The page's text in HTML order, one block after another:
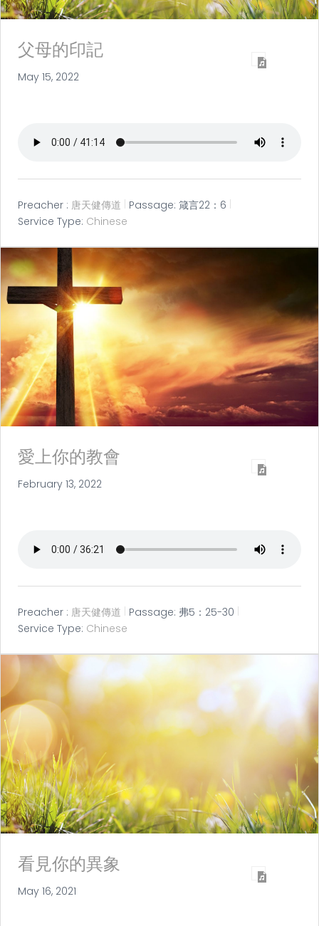
父母的印記
May 15, 2022
Preacher : 唐天健傳道 Passage: 箴言22：6
Service Type: Chinese
愛上你的教會
February 13, 2022
Preacher : 唐天健傳道 Passage: 弗5：25-30
Service Type: Chinese
看見你的異象
May 16, 2021